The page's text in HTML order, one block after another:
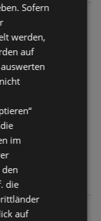
Sofern
werden,
auf
im
die
auf